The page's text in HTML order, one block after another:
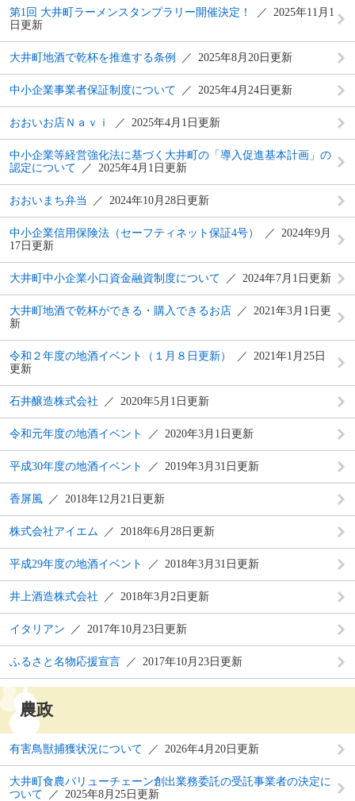
第1回 大井町ラーメンスタンプラリー開催決定！
2025年11月1
日更新
大井町地酒で乾杯を推進する条例 2025年8月20日更新
中小企業事業者保証制度について 2025年4月24日更新
おおいお店Ｎａｖｉ 2025年4月1日更新
中小企業等経営強化法に基づく大井町の「導入促進基本計画」の
認定について
2025年4月1日更新
おおいまち弁当 2024年10月28日更新
中小企業信用保険法（セーフティネット保証4号）
2024年9月
17日更新
大井町中小企業小口資金融資制度について 2024年7月1日更新
大井町地酒で乾杯ができる・購入できるお店
2021年3月1日更
新
令和２年度の地酒イベント（１月８日更新）
2021年1月25日
更新
石井醸造株式会社 2020年5月1日更新
令和元年度の地酒イベント 2020年3月1日更新
平成30年度の地酒イベント 2019年3月31日更新
香屏風 2018年12月21日更新
株式会社アイエム 2018年6月28日更新
平成29年度の地酒イベント 2018年3月31日更新
井上酒造株式会社 2018年3月2日更新
イタリアン 2017年10月23日更新
ふるさと名物応援宣言 2017年10月23日更新
農政
有害鳥獣捕獲状況について 2026年4月20日更新
大井町食農バリューチェーン創出業務委託の受託事業者の決定に
ついて
2025年8月25日更新